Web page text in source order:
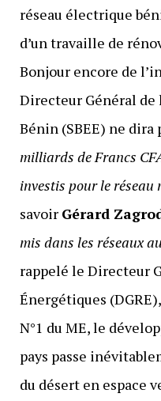
réseau électrique
d’un travaille de
Bonjour encore de
Directeur Général
Bénin (SBEE) ne dira
milliards de Francs
investis pour le réseau
savoir Gérard
mis dans les réseaux
rappelé le Directeur
Énergétiques (DGRE),
N°1 du ME, le
pays passe
du désert en espace